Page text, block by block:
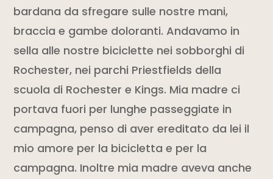
bardana da sfregare sulle nostre mani,
braccia e gambe doloranti. Andavamo in
sella alle nostre biciclette nei sobborghi di
Rochester, nei parchi Priestfields della
scuola di Rochester e Kings. Mia madre ci
portava fuori per lunghe passeggiate in
campagna, penso di aver ereditato da lei il
mio amore per la biciclettae per la
campagna. Inoltre mia madre aveva anche